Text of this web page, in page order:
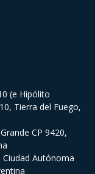
(e Hipólito
Tierra del Fuego,
CP 9420,
Ciudad Autónoma